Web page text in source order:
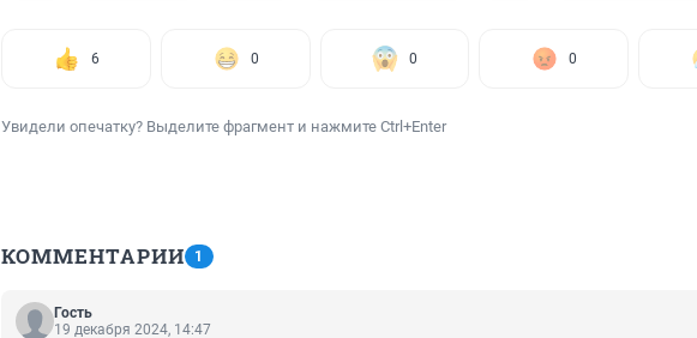
6 0 0 0
Увидели опечатку? Выделите фрагмент и нажмите Ctrl+Enter
КОММЕНТАРИИ 1
Гость
19 декабря 2024, 14:47